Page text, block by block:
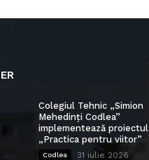
Colegiul Tehnic „Simion
Mehedinți Codlea”
implementează proiectul
„Practica pentru viitor”
Codlea 31 iulie 2026